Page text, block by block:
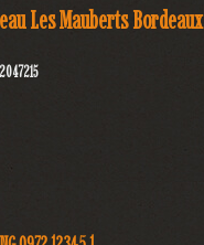
Les Mauberts Bordeaux